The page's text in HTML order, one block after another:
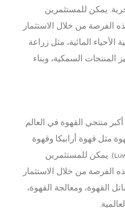
يمكن للمستثمرين
الفرصة من خلال الاستثمار
المائية، مثل زراعة
المنتجات السمكية، وبناء
منتجي القهوة في العالم
مثل قهوة أرابيكا وقهوة
روبوستا وقهوة لواك(Luwak). يمكن للمستثمرين
الفرصة من خلال الاستثمار
القهوة، ومعالجة القهوة،